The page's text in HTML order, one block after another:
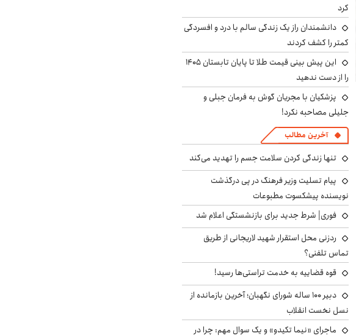
کرد
دانشمندان راز یک زندگی سالم با درد و افسردگی
کمتر را کشف کردند
این پیش بینی قیمت طلا تا پایان تابستان ۱۴۰۵
را از دست ندهید
پزشکیان با مجریان گوش به فرمان جبلی و
جلیلی مصاحبه نکرد!
آخرین مطالب
تنها زندگی کردن سلامت جسم را تهدید می‌کند
پیام تسلیت وزیر فرهنگ در پی درگذشت
نویسنده پیشکسوت مطبوعات
فوری| شرط جدید برای بازنشستگی اعلام شد
ردزنی محل استقرار شهید لاریجانی از طریق
تماس تلفنی؟
قوه قضاییه به خدمت تراستی‌ها رسید!
دبیر ۱۰۰ ساله شورای نگهبان؛ آخرین بازمانده از
نسل نخست انقلاب
ماجرای «نیما تکیدو» و یک سوال مهم: چرا در